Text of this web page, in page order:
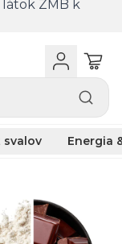
ZMB k
svalov Energia